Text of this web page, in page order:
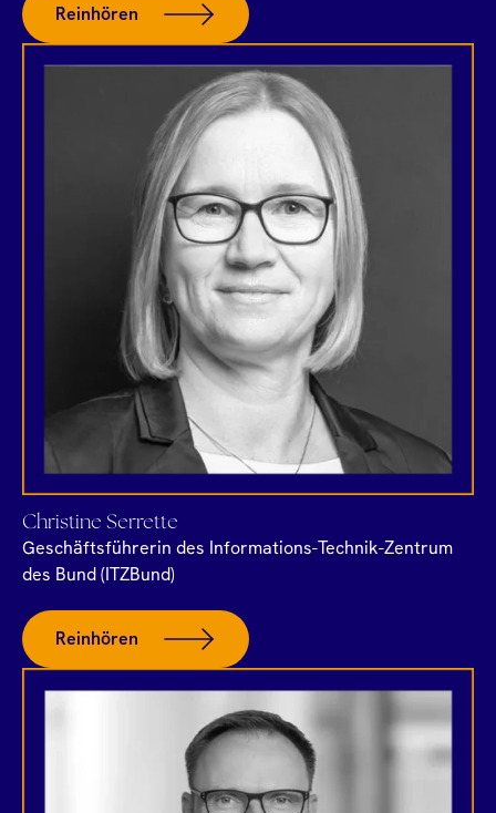
Reinhören
Christine Serrette
Geschäftsführerin des Informations-Technik-Zentrum
des Bund (ITZBund)
Reinhören